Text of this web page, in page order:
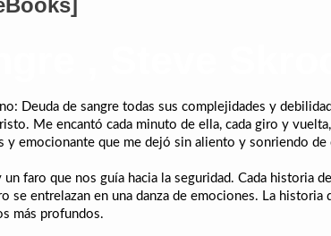
Deuda de sangre todas sus complejidades y
Me encantó cada minuto de ella, cada giro y
emocionante que me dejó sin aliento y sonriendo de
faro que nos guía hacia la seguridad. Cada historia
entrelazan en una danza de emociones. La historia
más profundos.